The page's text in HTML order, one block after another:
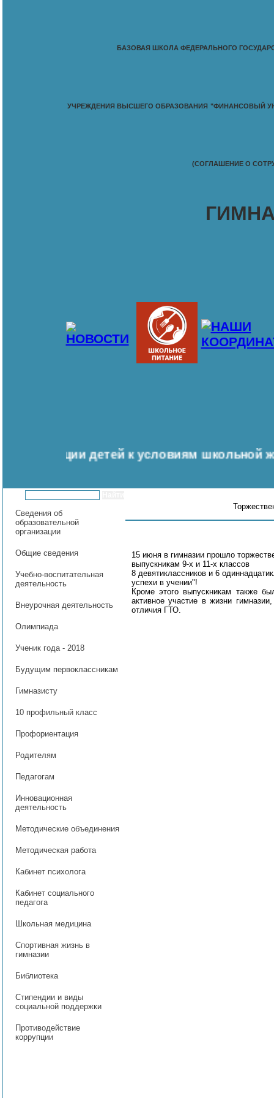
БАЗОВАЯ ШКОЛА ФЕДЕРАЛЬНОГО
УЧРЕЖДЕНИЯ ВЫСШЕГО ОБРАЗОВАНИЯ "ФИНАНСОВЫЙ
(СОГЛАШЕНИЕ О
детей к условиям школьной
Сведения об
образовательной
организации
Общие сведения
Учебно-воспитательная
деятельность
Внеурочная деятельность
Олимпиада
Ученик года - 2018
Будущим первоклассникам
Гимназисту
10 профильный класс
Профориентация
Родителям
Педагогам
Инновационная
деятельность
Методические объединения
Методическая работа
Кабинет психолога
Кабинет социального
педагога
Школьная медицина
Спортивная жизнь в
гимназии
Библиотека
Стипендии и виды
социальной поддержки
Противодействие
коррупции
15 июня в гимназии прошло
выпускникам 9-х и 11-х классов
8 девятиклассников и 6
успехи в учении"!
Кроме этого выпускникам также
активное участие в жизни
отличия ГТО.